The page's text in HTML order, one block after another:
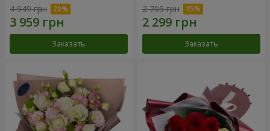
4 949 грн
Заказать
2 705 грн
Заказать